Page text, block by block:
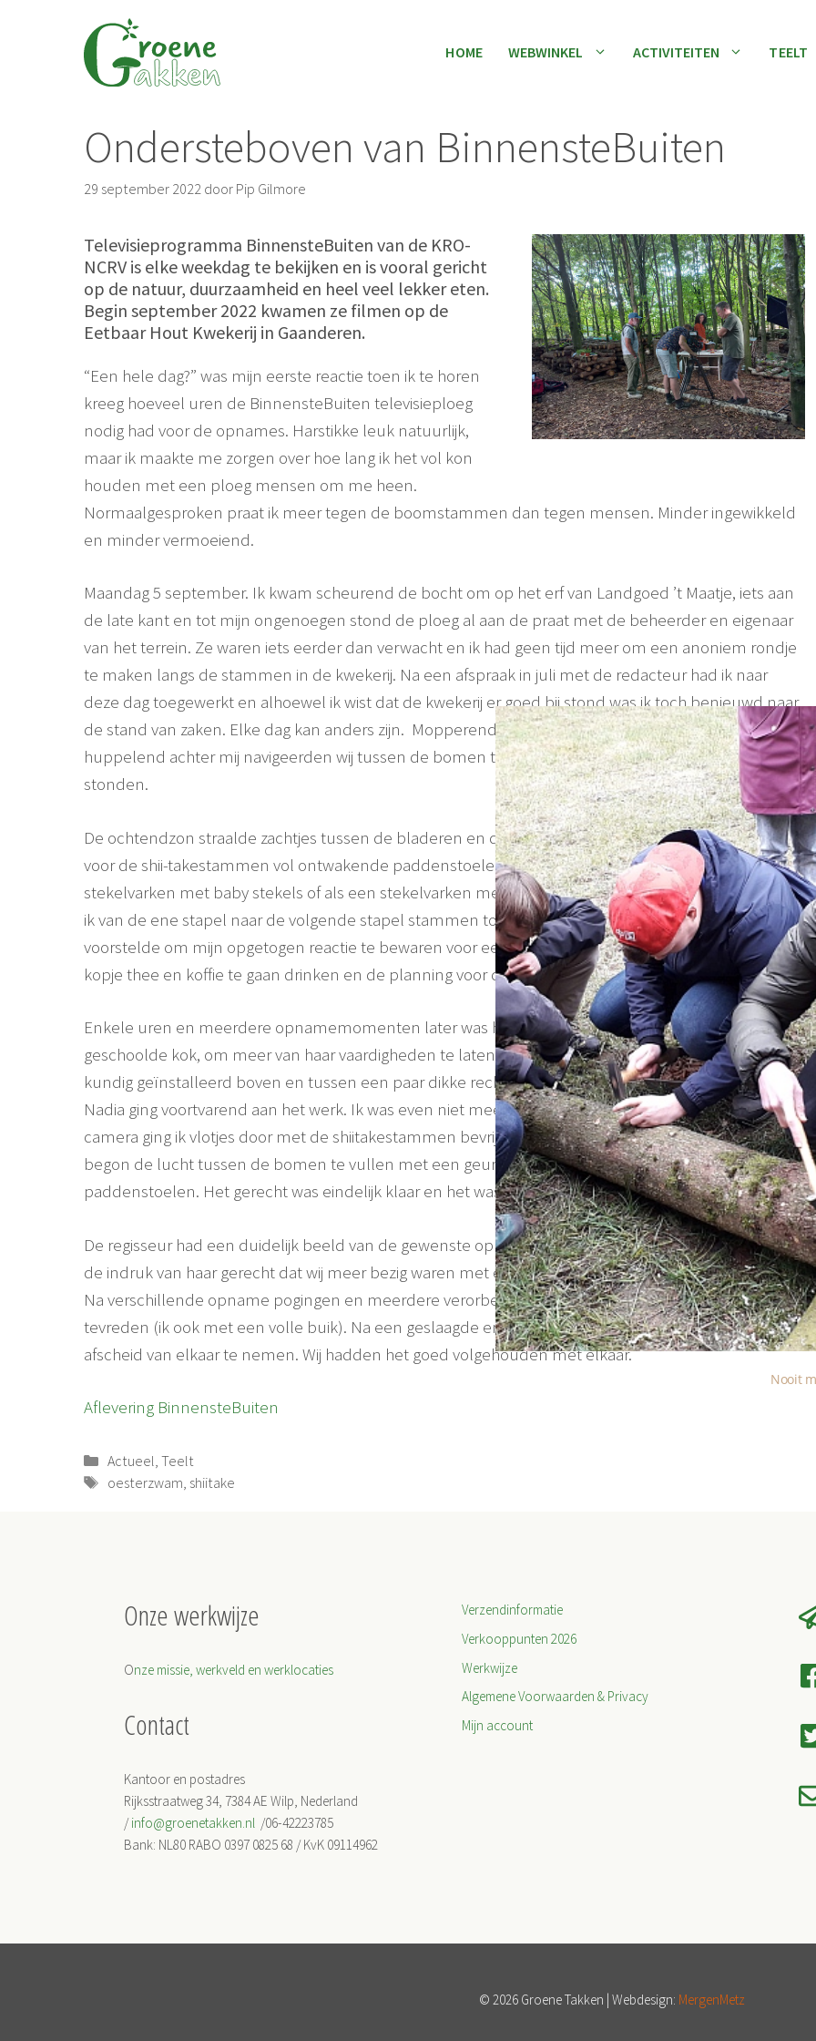
HOME WEBWINKEL ACTIVITEITEN TEELT
Ondersteboven van BinnensteBuiten
29 september 2022 door Pip Gilmore
Televisieprogramma BinnensteBuiten van de KRO-
NCRV is elke weekdag te bekijken en is vooral gericht
op de natuur, duurzaamheid en heel veel lekker eten.
Begin september 2022 kwamen ze filmen op de
Eetbaar Hout Kwekerij in Gaanderen.
“Een hele dag?” was mijn eerste reactie toen ik te horen
kreeg hoeveel uren de BinnensteBuiten televisieploeg
nodig had voor de opnames. Harstikke leuk natuurlijk,
maar ik maakte me zorgen over hoe lang ik het vol kon
houden met een ploeg mensen om me heen.
Normaalgesproken praat ik meer tegen de boomstammen dan tegen mensen. Minder ingewikkeld
en minder vermoeiend.
Maandag 5 september. Ik kwam scheurend de bocht om op het erf van Landgoed ’t Maatje, iets aan
de late kant en tot mijn ongenoegen stond de ploeg al aan de praat met de beheerder en eigenaar
van het terrein. Ze waren iets eerder dan verwacht en ik had geen tijd meer om een anoniem rondje
te maken langs de stammen in de kwekerij. Na een afspraak in juli met de redacteur had ik naar
deze dag toegewerkt en alhoewel ik wist dat de kwekerij er goed bij stond was ik toch benieuwd naar
de stand van zaken. Elke dag kan anders zijn. Mopperend tegen mezelf en met de televisiemannen
huppelend achter mij navigeerden wij tussen de bomen totdat wij de bij de ingang van de kwekerij
stonden.
De ochtendzon straalde zachtjes tussen de bladeren en de oranjegloed was een mooi achtergrond
voor de shii-takestammen vol ontwakende paddenstoelen. Bijna elke shiitakestam zag eruit als een
stekelvarken met baby stekels of als een stekelvarken met trommels. Met geluiden van geluk gleed
ik van de ene stapel naar de volgende stapel stammen totdat de ietwat verbaasde regisseur
voorstelde om mijn opgetogen reactie te bewaren voor een later moment. Het was tijd om een
kopje thee en koffie te gaan drinken en de planning voor de komende dag te bespreken.
Enkele uren en meerdere opnamemomenten later was het tijd voor Nadia, de presentatrice en
geschoolde kok, om meer van haar vaardigheden te laten zien. Een pop-up keuken was heel snel en
kundig geïnstalleerd boven en tussen een paar dikke rechtopstaande oesterzwamstammen en
Nadia ging voortvarend aan het werk. Ik was even niet meer nodig en bukkend uit zicht van de
camera ging ik vlotjes door met de shiitakestammen bevrijden van hun rijpe stekels. Langzaam
begon de lucht tussen de bomen te vullen met een geur van oosterse kruiden en versgebakken
paddenstoelen. Het gerecht was eindelijk klaar en het was tijd om te proeven.
De regisseur had een duidelijk beeld van de gewenste opnames, maar Nadia en ik waren zo onder
de indruk van haar gerecht dat wij meer bezig waren met eten in plaats van zijn instructies te volgen.
Na verschillende opname pogingen en meerdere verorberde broodjes was de regisseur eindelijk
tevreden (ik ook met een volle buik). Na een geslaagde en leuke dag was het eindelijk tijd om
afscheid van elkaar te nemen. Wij hadden het goed volgehouden met elkaar.
Aflevering BinnensteBuiten
Categorieën
Actueel, Teelt
Tags
oesterzwam, shiitake
Onze werkwijze
Onze missie, werkveld en werklocaties
Contact
Kantoor en postadres
Rijksstraatweg 34, 7384 AE Wilp, Nederland
/info@groenetakken.nl /06-42223785
Bank: NL80 RABO 0397 0825 68 / KvK 09114962
Verzendinformatie
Verkooppunten 2026
Werkwijze
Algemene Voorwaarden & Privacy
Mijn account
© 2026 Groene Takken | Webdesign: MergenMetz
Nooit